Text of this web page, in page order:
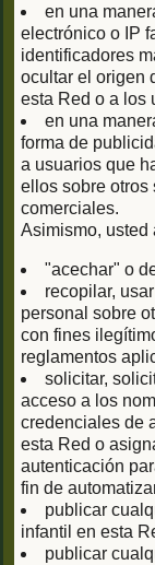
en una
electrónico o IP
identificadores
ocultar el origen
esta Red o a los
en una
forma de
a usuarios que
ellos sobre otros
comerciales.
Asimismo, usted
"acechar" o
recopilar,
personal sobre
con fines
reglamentos
solicitar,
acceso a los
credenciales de
esta Red o
autenticación
fin de
publicar
infantil en esta
publicar